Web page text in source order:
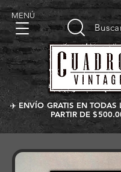
MENÚ
✈️ ENVÍO GRATIS EN TODAS
PARTIR DE